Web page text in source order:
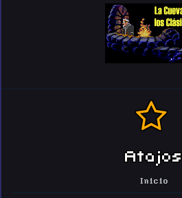
Atajos
Inicio